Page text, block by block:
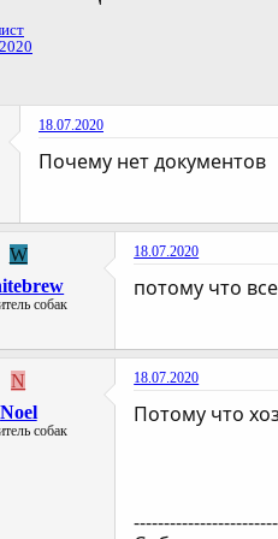
18.07.2020
Почему нет документов
W
собак
18.07.2020
потому что
N
Noel
собак
18.07.2020
Потому что